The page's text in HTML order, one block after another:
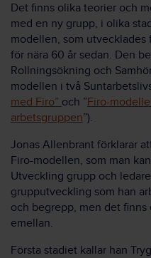
Det finns olika teorier och
med en ny grupp, i olika
modellen, som utvecklades
för nära 60 år sedan. Den
Rollningsökning och
modellen i två
med Firo” och ”Firo-
arbetsgruppen”).
Jonas Allenbrant förklarar
Firo-modellen, som man
Utveckling grupp och
grupputveckling som han
och begrepp, men det
emellan.
Första stadiet kallar han